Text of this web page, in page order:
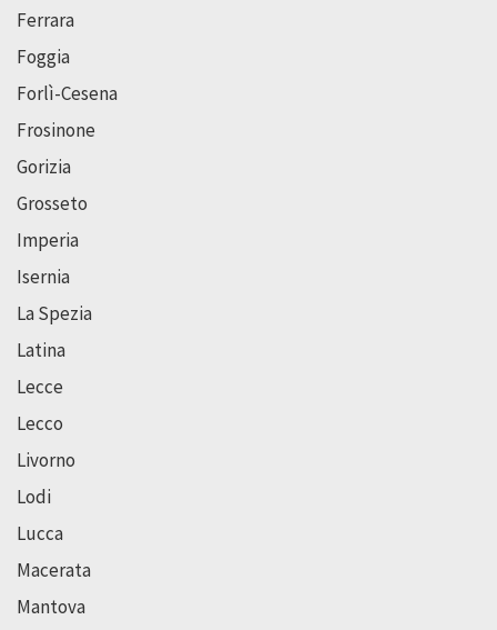
Ferrara
Foggia
Forlì-Cesena
Frosinone
Gorizia
Grosseto
Imperia
Isernia
La Spezia
Latina
Lecce
Lecco
Livorno
Lodi
Lucca
Macerata
Mantova